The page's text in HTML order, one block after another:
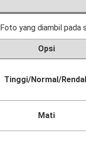
Foto yang diambil pada
Opsi
Tinggi/Normal/
Mati